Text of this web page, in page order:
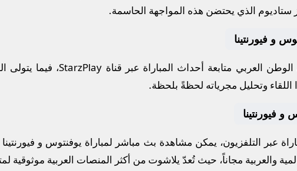
ستاديوم الذي يحتضن هذه المواجهة الحاسمة.
و فيورنتينا
العربي متابعة أحداث المباراة عبر قناة StarzPlay، فيما يتولى
اللقاء وتحليل مجرياته لحظةً بلحظة.
و فيورنتينا
عبر التلفزيون، يمكن مشاهدة بث مباشر لمباراة يوفنتوس و فيورنتينا
والعربية مجاناً، حيث تُعدّ يلاشوت من أكثر المنصات العربية موثوقية